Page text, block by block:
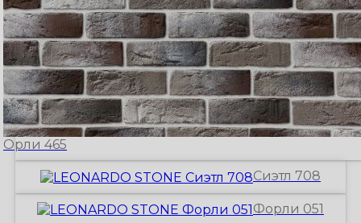
Орли 465
Сиэтл 708
Форли 051